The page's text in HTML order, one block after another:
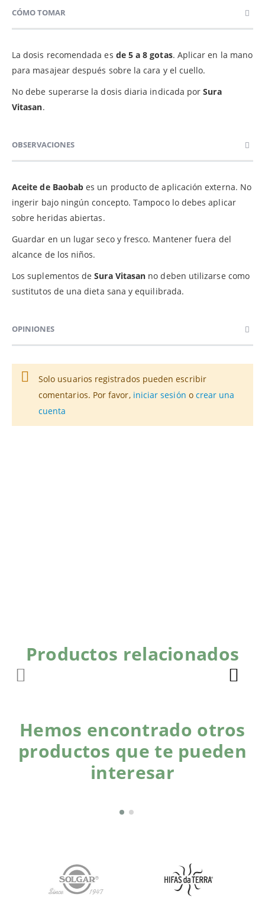
CÓMO TOMAR
La dosis recomendada es de 5 a 8 gotas. Aplicar en la mano
para masajear después sobre la cara y el cuello.
No debe superarse la dosis diaria indicada porSura
Vitasan.
OBSERVACIONES
Aceite de Baobab es un producto de aplicación externa. No
ingerir bajo ningún concepto. Tampoco lo debes aplicar
sobre heridas abiertas.
Guardar en un lugar seco y fresco. Mantener fuera del
alcance de los niños.
Los suplementos deSura Vitasan no deben utilizarse como
sustitutos de una dieta sana y equilibrada.
OPINIONES
Solo usuarios registrados pueden escribir
comentarios. Por favor, iniciar sesión o crear una
cuenta
Productos relacionados
Hemos encontrado otros
productos que te pueden
interesar